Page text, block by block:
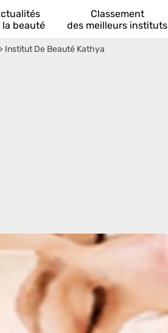
la beauté
Classement
des meilleurs instituts
> Institut De Beauté Kathya